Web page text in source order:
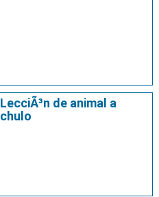
LecciÃ³n de animal a
chulo